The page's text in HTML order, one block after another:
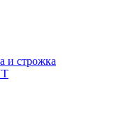
и строжка